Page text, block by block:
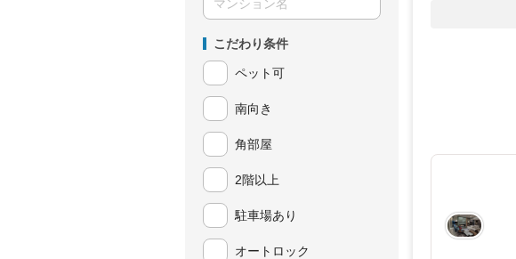
こだわり条件
ペット可
南向き
角部屋
2階以上
駐車場あり
オートロック